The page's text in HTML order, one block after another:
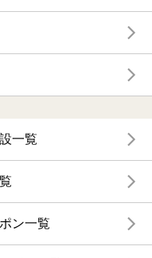
一覧
ン一覧